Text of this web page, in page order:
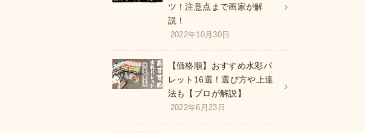
ツ！注意点まで画家が解
説！
2022年10月30日
【価格順】おすすめ水彩パ
レット16選！選び方や上達
法も【プロが解説】
2022年6月23日